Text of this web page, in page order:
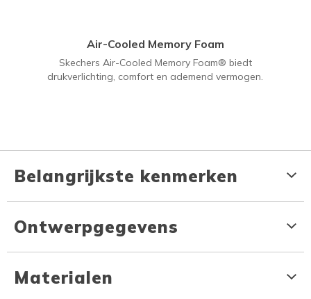
Air-Cooled Memory Foam
Skechers Air-Cooled Memory Foam® biedt
drukverlichting, comfort en ademend vermogen.
Belangrijkste kenmerken
Ontwerpgegevens
Materialen